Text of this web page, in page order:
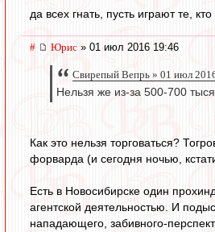
да всех гнать, пусть играют те,
# Юрис » 01 июл 2016 19:46
Свирепый Вепрь » 01 июл
Нельзя же из-за 500-700
Как это нельзя торговаться?
форварда (и сегодня ночью,
Есть в Новосибирске один
агентской деятельностью. И
нападающего, забивного-